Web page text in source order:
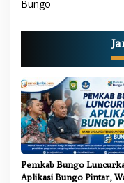
g
s
i
p
o
s
Bungo
Pemkab Bungo
Aplikasi Bungo Pintar,